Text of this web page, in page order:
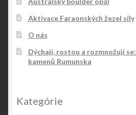
Aktivace Faraonských žezel síly
O nás
Dýchají, rostou a rozmnožují
kamenů Rumunska
Kategórie